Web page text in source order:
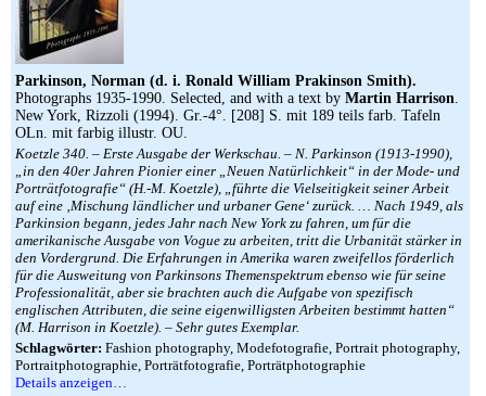
Parkinson, Norman (d. i. Ronald William Prakinson Smith).
Photographs 1935-1990. Selected, and with a text by Martin Harrison.
New York, Rizzoli (1994). Gr.-4°. [208] S. mit 189 teils farb. Tafeln
OLn. mit farbig illustr. OU.
Koetzle 340. – Erste Ausgabe der Werkschau. – N. Parkinson (1913-1990),
„in den 40er Jahren Pionier einer „Neuen Natürlichkeit“ in der Mode- und
Porträtfotografie“ (H.-M. Koetzle), „führte die Vielseitigkeit seiner Arbeit
auf eine ‚Mischung ländlicher und urbaner Gene‘ zurück. … Nach 1949, als
Parkinsion begann, jedes Jahr nach New York zu fahren, um für die
amerikanische Ausgabe von Vogue zu arbeiten, tritt die Urbanität stärker in
den Vordergrund. Die Erfahrungen in Amerika waren zweifellos förderlich
für die Ausweitung von Parkinsons Themenspektrum ebenso wie für seine
Professionalität, aber sie brachten auch die Aufgabe von spezifisch
englischen Attributen, die seine eigenwilligsten Arbeiten bestimmt hatten“
(M. Harrison in Koetzle). – Sehr gutes Exemplar.
Schlagwörter: Fashion photography, Modefotografie, Portrait photography,
Portraitphotographie, Porträtfotografie, Porträtphotographie
Details anzeigen…